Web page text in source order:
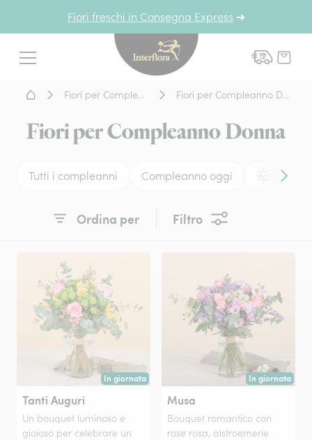
Fiori freschi in Consegna Express ➜
Menu
Interflora - fiori a
Home - Fiori a domicilio Fiori per Compleanno Donna
Fiori per Compleanno Donna
Tutti i compleanni Compleanno oggi
Ordina per Filtro
In giornata
Consegna disponibile oggi o in data a tua scelta.
Tanti Auguri
Un bouquet luminoso e
gioioso per celebrare un
In giornata
Consegna
Musa
Bouquet romantico con
rose rosa, alstroemerie